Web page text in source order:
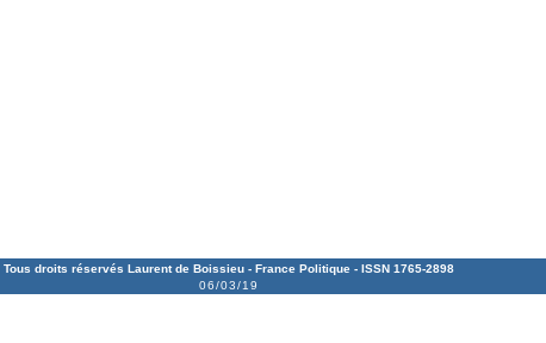
Tous droits réservés Laurent de Boissieu - France Politique - ISSN 1765-2898
06/03/19